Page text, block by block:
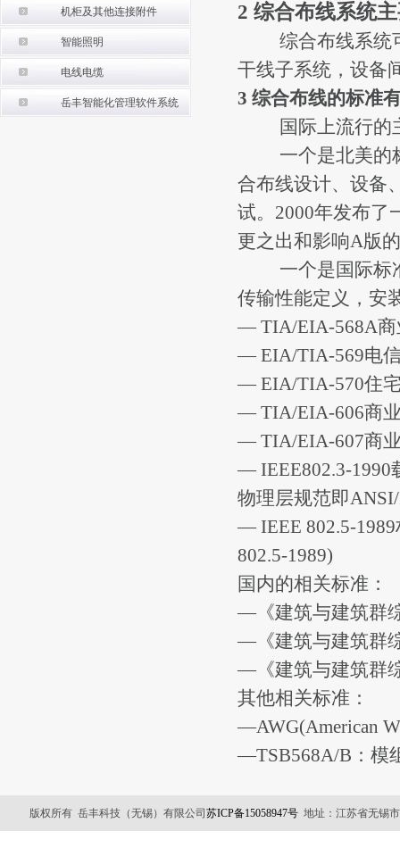
机柜及其他连接附件
智能照明
电线电缆
岳丰智能化管理软件系统
2 综合布线系统
综合布线系统可
干线子系统，设备
3 综合布线的标准
国际上流行的
一个是北美的标
合布线设计、设备
试。2000年发布了
更之出和影响A版
一个是国际标准
传输性能定义，安
— TIA/EIA-568A商
— EIA/TIA-569电
— EIA/TIA-570住
— TIA/EIA-606商
— TIA/EIA-607商
— IEEE802.3-1990
物理层规范即
— IEEE 802.5-
802.5-1989)
国内的相关标准：
—《建筑与建筑群
—《建筑与建筑群
—《建筑与建筑群
其他相关标准：
—AWG(American
—TSB568A/B：模
版权所有 岳丰科技（无锡）有限公司苏ICP备15058947号 地址：江苏省无锡